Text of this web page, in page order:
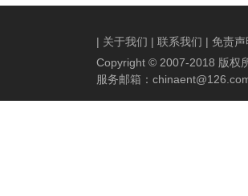
| 关于我们 | 联系我们 | 免责声
Copyright © 2007-2018 版权
服务邮箱：